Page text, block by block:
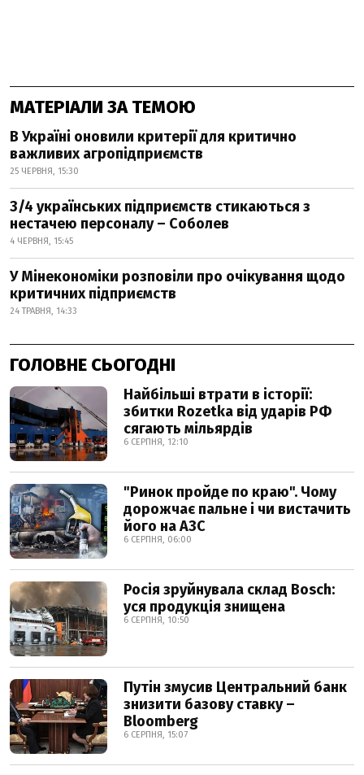
МАТЕРІАЛИ ЗА ТЕМОЮ
В Україні оновили критерії для критично
важливих агропідприємств
25 ЧЕРВНЯ, 15:30
3/4 українських підприємств стикаються з
нестачею персоналу – Соболев
4 ЧЕРВНЯ, 15:45
У Мінекономіки розповіли про очікування щодо
критичних підприємств
24 ТРАВНЯ, 14:33
ГОЛОВНЕ СЬОГОДНІ
Найбільші втрати в історії:
збитки Rozetka від ударів РФ
сягають мільярдів
6 СЕРПНЯ, 12:10
"Ринок пройде по краю". Чому
дорожчає пальне і чи вистачить
його на АЗС
6 СЕРПНЯ, 06:00
Росія зруйнувала склад Bosch:
уся продукція знищена
6 СЕРПНЯ, 10:50
Путін змусив Центральний банк
знизити базову ставку –
Bloomberg
6 СЕРПНЯ, 15:07